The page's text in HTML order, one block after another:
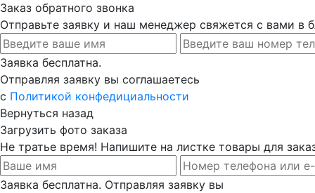
Заказ обратного звонка
Отправьте заявку и наш менеджер свяжется с вами в
Заявка бесплатна.
Отправляя заявку вы соглашаетесь
с Политикой конфедициальности
Вернуться назад
Загрузить фото заказа
Не тратье время! Напишите на листке товары для
Заявка бесплатна. Отправляя заявку вы